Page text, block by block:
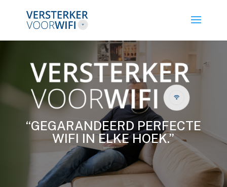
“GEGARANDEERD PERFECTE
WIFI IN ELKE HOEK.”